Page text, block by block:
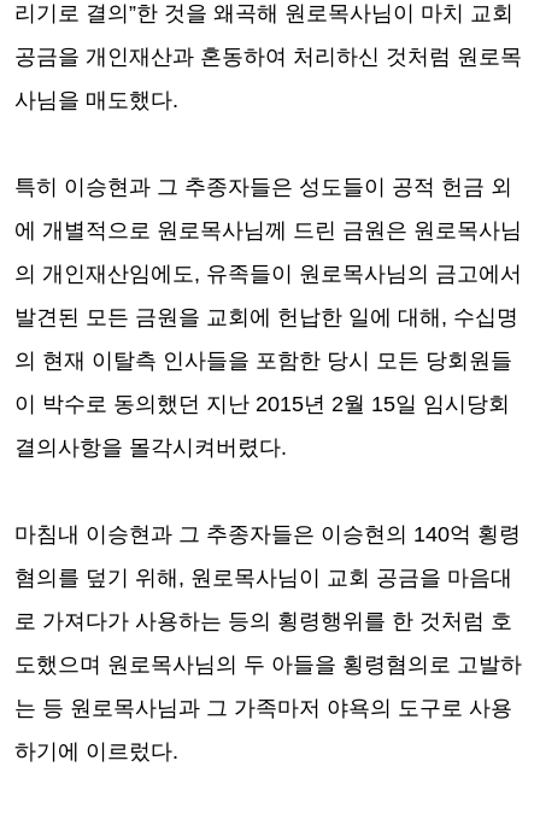
리기로 결의 ”한 것을 왜곡해 원로목사님이 마치 교회
공금을 개인재산과 혼동하여 처리하신 것처럼 원로목
사님을 매도했다.
특히 이승현과 그 추종자들은 성도들이 공적 헌금 외
에 개별적으로 원로목사님께 드린 금원은 원로목사님
의 개인재산임에도, 유족들이 원로목사님의 금고에서
발견된 모든 금원을 교회에 헌납한 일에 대해 , 수십명
의 현재 이탈측 인사들을 포함한 당시 모든 당회원들
이 박수로 동의했던 지난 2015년 2월 15일 임시당회
결의사항을 몰각시켜버렸다.
마침내 이승현과 그 추종자들은 이승현의 140억 횡령
혐의를 덮기 위해 , 원로목사님이 교회 공금을 마음대
로 가져다가 사용하는 등의 횡령행위를 한 것처럼 호
도했으며 원로목사님의 두 아들을 횡령혐의로 고발하
는 등 원로목사님과 그 가족마저 야욕의 도구로 사용
하기에 이르렀다.